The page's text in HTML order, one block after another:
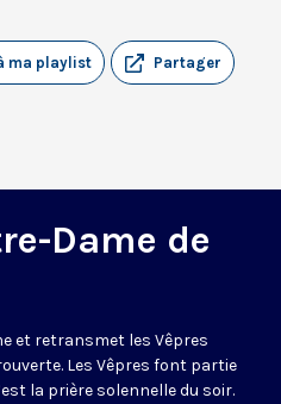
Partager
ma playlist
Dame de
et retransmet les Vêpres
Les Vêpres font partie
la prière solennelle du soir.